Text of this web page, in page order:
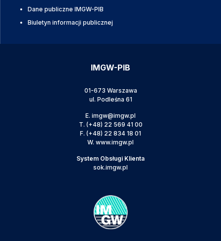
Dane publiczne IMGW-PIB
Biuletyn informacji publicznej
IMGW-PIB
01-673 Warszawa
ul. Podleśna 61
E. imgw@imgw.pl
T. (+48) 22 569 41 00
F. (+48) 22 834 18 01
W. www.imgw.pl
System Obsługi Klienta
sok.imgw.pl